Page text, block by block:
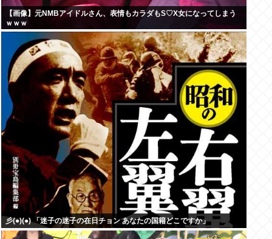
【画像】元NMBアイドルさん、表情もカラダもS♡X女になってしまう
ｗｗｗ
彡(●)(●) 「迷子の迷子の在日チョン あなたの国籍どこですか」